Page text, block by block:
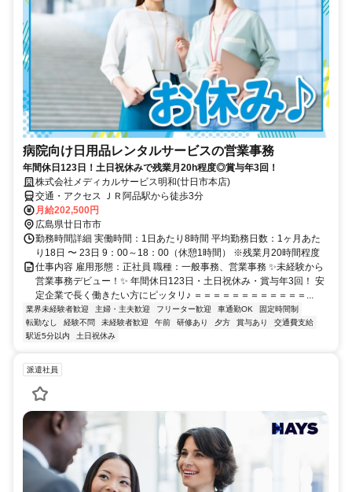
病院向け日用品レンタルサービスの営業事務
年間休日123日！土日祝休みで残業月20h程度◎賞与年3回！
株式会社メディカルサービス明和(廿日市本店)
交通・アクセス ＪＲ阿品駅から徒歩3分
月給202,500円
広島県廿日市市
勤務時間詳細 実働時間：1日あたり8時間 平均勤務日数：1ヶ月あた
り18日 〜 23日 9：00～18：00（休憩1時間） ※残業月20時間程度
仕事内容 雇用形態：正社員 職種：一般事務、営業事務 ✨未経験から
営業事務デビュー！✨ 年間休日123日・土日祝休み・賞与年3回！ 安
定企業で長く働きたい方にピッタリ♪ ＝＝＝＝＝＝＝＝＝＝＝＝...
業界未経験者歓迎 主婦・主夫歓迎 フリーター歓迎 車通勤OK
固定時間制
転勤なし
経験不問 未経験者歓迎 午前 研修あり 夕方 賞与あり
交通費支給
駅近5分以内
土日祝休み
派遣社員